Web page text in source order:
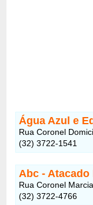
Água Azul e
Rua Coronel
(32) 3722-1541
Abc -
Rua Coronel
(32) 3722-4766